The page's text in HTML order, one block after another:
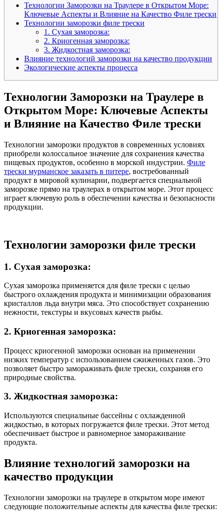
Технологии Заморозки на Траулере в Открытом Море:
Ключевые Аспекты и Влияние на Качество Филе трески
Технологии заморозки филе трески
1. Сухая заморозка:
2. Криогенная заморозка:
3. Жидкостная заморозка:
Влияние технологий заморозки на качество продукции
Экологические аспекты процесса
Технологии Заморозки на Траулере в
Открытом Море: Ключевые Аспекты
и Влияние на Качество Филе трески
Технологии заморозки продуктов в современных условиях
приобрели колоссальное значение для сохранения качества
пищевых продуктов, особенно в морской индустрии. Филе
трески мурманское заказать в питере, востребованный
продукт в мировой кулинарии, подвергается специальной
заморозке прямо на траулерах в открытом море. Этот процесс
играет ключевую роль в обеспечении качества и безопасности
продукции.
Технологии заморозки филе трески
1. Сухая заморозка:
Сухая заморозка применяется для филе трески с целью
быстрого охлаждения продукта и минимизации образования
кристаллов льда внутри мяса. Это способствует сохранению
нежности, текстуры и вкусовых качеств рыбы.
2. Криогенная заморозка:
Процесс криогенной заморозки основан на применении
низких температур с использованием сжиженных газов. Это
позволяет быстро замораживать филе трески, сохраняя его
природные свойства.
3. Жидкостная заморозка:
Используются специальные бассейны с охлажденной
жидкостью, в которых погружается филе трески. Этот метод
обеспечивает быстрое и равномерное замораживание
продукта.
Влияние технологий заморозки на
качество продукции
Технологии заморозки на траулере в открытом море имеют
следующие положительные аспекты для качества филе трески: